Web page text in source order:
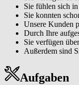
Sie fühlen sich
Sie konnten
Unsere Kunden
Durch Ihre
Sie verfügen
Außerdem sind
Aufgaben